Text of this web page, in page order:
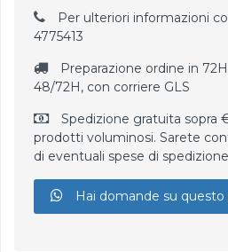
Per ulteriori informazioni
4775413
Preparazione ordine in
48/72H, con corriere GLS
Spedizione gratuita sopra
prodotti voluminosi. Sarete
di eventuali spese di
Hai domande su